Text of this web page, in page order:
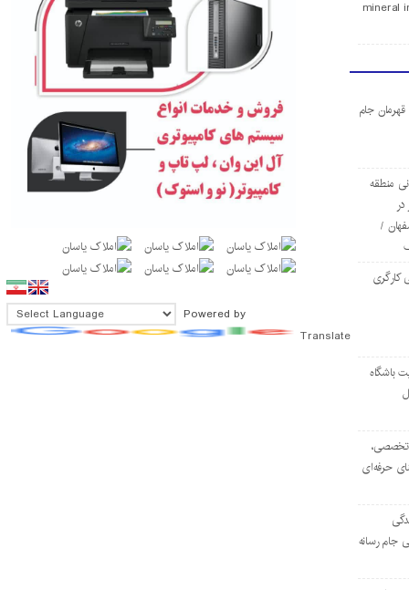
mineral
قهرمان جام
منطقه
/
کارگری
باشگاه
مرکز تخصصی،
حرفه‌ای
جام رسانه
Powered by
Translate